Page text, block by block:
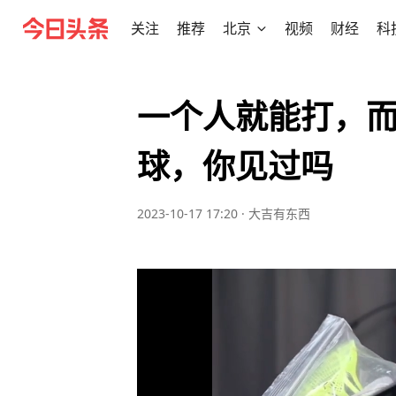
关注 推荐 北京 视频 财经 科
一个人就能打，
球，你见过吗
2023-10-17 17:20 · 大吉有东西